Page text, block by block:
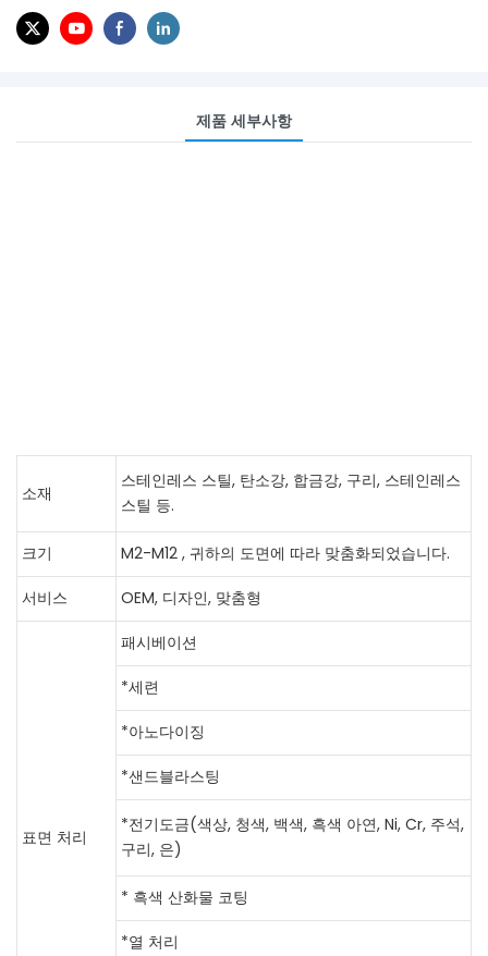
제품 세부사항
소재
스테인레스 스틸, 탄소강, 합금강, 구리, 스테인레스
스틸 등.
크기 M2-M12 , 귀하의 도면에 따라 맞춤화되었습니다.
서비스 OEM, 디자인, 맞춤형
표면 처리
패시베이션
*세련
*아노다이징
*샌드블라스팅
*전기도금(색상, 청색, 백색, 흑색 아연, Ni, Cr, 주석,
구리, 은)
* 흑색 산화물 코팅
*열 처리